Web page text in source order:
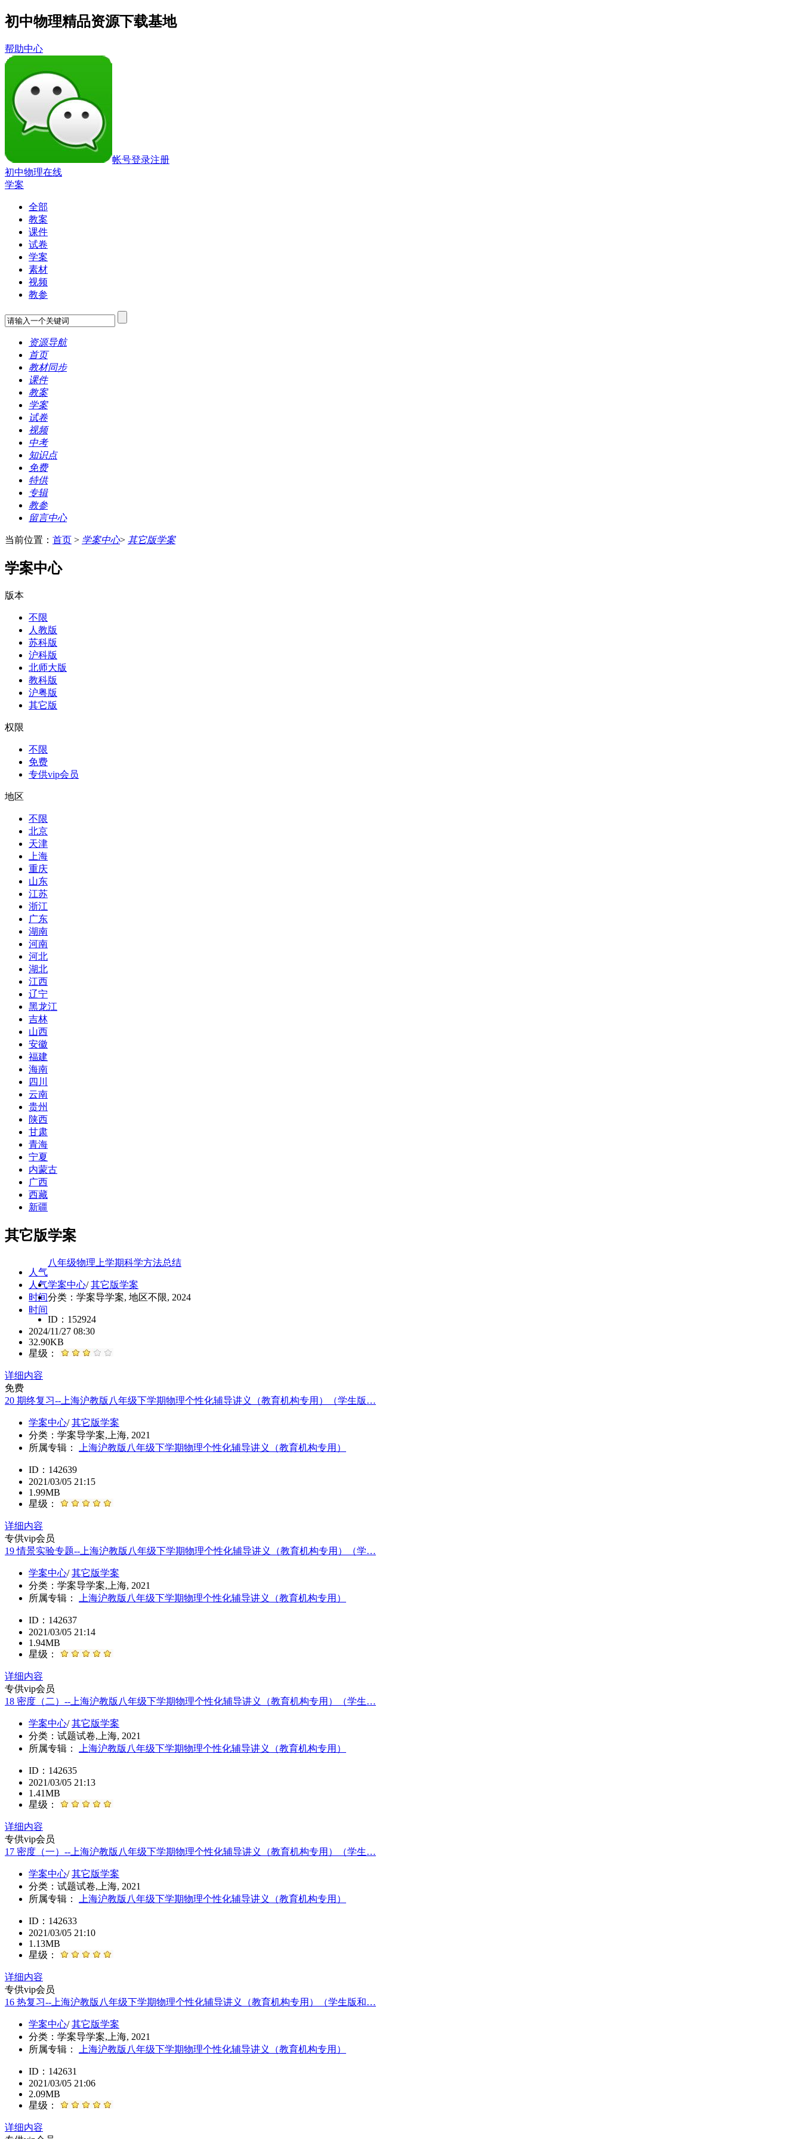
初中物理精品资源下载基地
帮助中心
帐号登录注册
初中物理在线
学案
全部
教案
课件
试卷
学案
素材
视频
教参
资源导航
首页
教材同步
课件
教案
学案
试卷
视频
中考
知识点
免费
特供
专辑
教参
留言中心
当前位置： 首页 > 学案中心> 其它版学案
学案中心
版本
不限
人教版
苏科版
沪科版
北师大版
教科版
沪粤版
其它版
权限
不限
免费
专供vip会员
地区
不限
北京
天津
上海
重庆
山东
江苏
浙江
广东
湖南
河南
河北
湖北
江西
辽宁
黑龙江
吉林
山西
安徽
福建
海南
四川
云南
贵州
陕西
甘肃
青海
宁夏
内蒙古
广西
西藏
新疆
其它版学案
人气
人气
时间
时间
八年级物理上学期科学方法总结
学案中心/其它版学案
分类： 学案导学案, 地区不限, 2024
ID：152924
2024/11/27 08:30
32.90KB
星级：
详细内容
免费
20 期终复习--上海沪教版八年级下学期物理个性化辅导讲义（教育机构专用）（学生版…
学案中心/其它版学案
分类： 学案导学案,上海, 2021
所属专辑：
上海沪教版八年级下学期物理个性化辅导讲义（教育机构专用）
ID：142639
2021/03/05 21:15
1.99MB
星级：
详细内容
专供vip会员
19 情景实验专题--上海沪教版八年级下学期物理个性化辅导讲义（教育机构专用）（学…
学案中心/其它版学案
分类： 学案导学案,上海, 2021
所属专辑：
上海沪教版八年级下学期物理个性化辅导讲义（教育机构专用）
ID：142637
2021/03/05 21:14
1.94MB
星级：
详细内容
专供vip会员
18 密度（二）--上海沪教版八年级下学期物理个性化辅导讲义（教育机构专用）（学生…
学案中心/其它版学案
分类： 试题试卷,上海, 2021
所属专辑：
上海沪教版八年级下学期物理个性化辅导讲义（教育机构专用）
ID：142635
2021/03/05 21:13
1.41MB
星级：
详细内容
专供vip会员
17 密度（一）--上海沪教版八年级下学期物理个性化辅导讲义（教育机构专用）（学生…
学案中心/其它版学案
分类： 试题试卷,上海, 2021
所属专辑：
上海沪教版八年级下学期物理个性化辅导讲义（教育机构专用）
ID：142633
2021/03/05 21:10
1.13MB
星级：
详细内容
专供vip会员
16 热复习--上海沪教版八年级下学期物理个性化辅导讲义（教育机构专用）（学生版和…
学案中心/其它版学案
分类： 学案导学案,上海, 2021
所属专辑：
上海沪教版八年级下学期物理个性化辅导讲义（教育机构专用）
ID：142631
2021/03/05 21:06
2.09MB
星级：
详细内容